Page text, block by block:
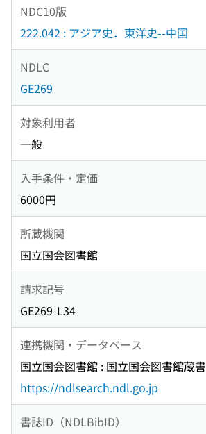
NDC10版
222.042 : アジア史．東洋史--中国
NDLC
GE269
対象利用者
一般
入手条件・定価
6000円
所蔵機関
国立国会図書館
請求記号
GE269-L34
連携機関・データベース
国立国会図書館 : 国立国会図書館蔵書
https://ndlsearch.ndl.go.jp
書誌ID（NDLBibID）